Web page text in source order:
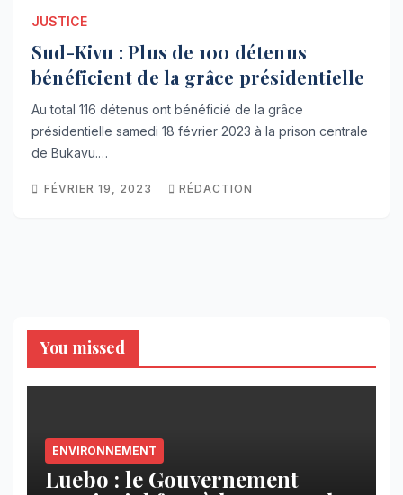
JUSTICE
Sud-Kivu : Plus de 100 détenus
bénéficient de la grâce présidentielle
Au total 116 détenus ont bénéficié de la grâce
présidentielle samedi 18 février 2023 à la prison centrale
de Bukavu.…
FÉVRIER 19, 2023 RÉDACTION
You missed
ENVIRONNEMENT
Luebo : le Gouvernement